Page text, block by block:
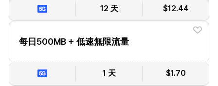
12 天 $12.44
每日500MB + 低速無限流量
1 天 $1.70